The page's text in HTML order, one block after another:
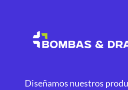
Diseñamos nuestros